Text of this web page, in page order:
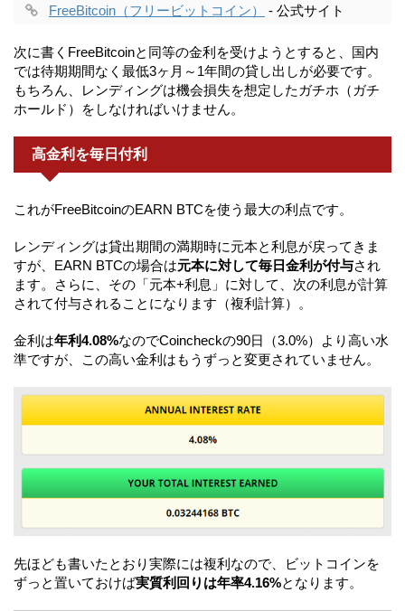
FreeBitcoin（フリービットコイン） - 公式サイト
次に書くFreeBitcoinと同等の金利を受けようとすると、国内
では待期期間なく最低3ヶ月～1年間の貸し出しが必要です。
もちろん、レンディングは機会損失を想定したガチホ（ガチ
ホールド）をしなければいけません。
高金利を毎日付利
これがFreeBitcoinのEARN BTCを使う最大の利点です。
レンディングは貸出期間の満期時に元本と利息が戻ってきま
すが、EARN BTCの場合は元本に対して毎日金利が付与され
ます。さらに、その「元本+利息」に対して、次の利息が計算
されて付与されることになります（複利計算）。
金利は年利4.08%なのでCoincheckの90日（3.0%）より高い水
準ですが、この高い金利はもうずっと変更されていません。
先ほども書いたとおり実際には複利なので、ビットコインを
ずっと置いておけば実質利回りは年率4.16%となります。